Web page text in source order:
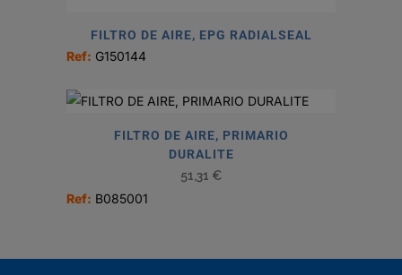
FILTRO DE AIRE, EPG RADIALSEAL
Ref: G150144
FILTRO DE AIRE, PRIMARIO
DURALITE
51,31 €
Ref: B085001